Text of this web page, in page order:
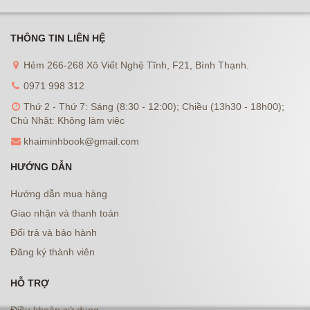
THÔNG TIN LIÊN HỆ
Hẻm 266-268 Xô Viết Nghệ Tĩnh, F21, Bình Thạnh.
0971 998 312
Thứ 2 - Thứ 7: Sáng (8:30 - 12:00); Chiều (13h30 - 18h00);
Chủ Nhật: Không làm việc
khaiminhbook@gmail.com
HƯỚNG DẪN
Hướng dẫn mua hàng
Giao nhận và thanh toán
Đổi trả và bảo hành
Đăng ký thành viên
HỖ TRỢ